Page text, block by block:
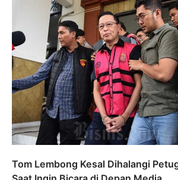
Tom Lembong Kesal Dihalangi